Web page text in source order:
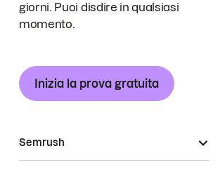
giorni. Puoi disdire in qualsiasi
momento.
Inizia la prova gratuita
Semrush